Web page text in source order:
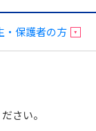
保護者の方
さい。